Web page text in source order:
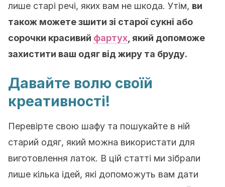
лише старі речі, яких вам не шкода. Утім, ви
також можете зшити зі старої сукні або
сорочки красивий фартух , який допоможе
захистити ваш одяг від жиру та бруду.
Давайте волю своїй
креативності!
Перевірте свою шафу та пошукайте в ній
старий одяг, який можна використати для
виготовлення латок. В цій статті ми зібрали
лише кілька ідей, які допоможуть вам дати